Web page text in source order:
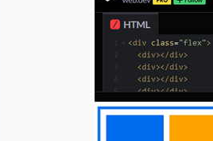
div:nth-child
background-color: #fca300
div :nth-child(3
background-color: #05a749